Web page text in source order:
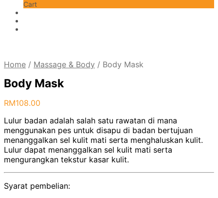
Cart
Home / Massage & Body / Body Mask
Body Mask
RM108.00
Lulur badan adalah salah satu rawatan di mana
menggunakan pes untuk disapu di badan bertujuan
menanggalkan sel kulit mati serta menghaluskan kulit.
Lulur dapat menanggalkan sel kulit mati serta
mengurangkan tekstur kasar kulit.
Syarat pembelian: